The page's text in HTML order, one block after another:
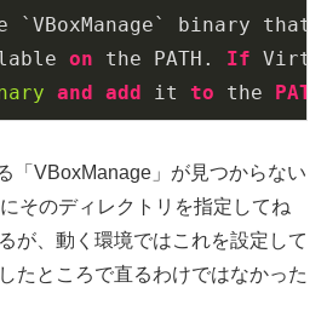
`VBoxManage` binary
on the PATH. If
and add it to the PATH
「VBoxManage」が見つからない
そのディレクトリを指定してね
が、動く環境ではこれを設定して
たところで直るわけではなかった